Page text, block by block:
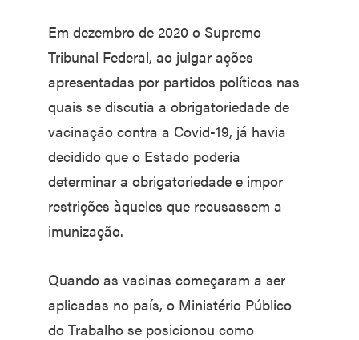
Em dezembro de 2020 o Supremo
Tribunal Federal, ao julgar ações
apresentadas por partidos políticos nas
quais se discutia a obrigatoriedade de
vacinação contra a Covid-19, já havia
decidido que o Estado poderia
determinar a obrigatoriedade e impor
restrições àqueles que recusassem a
imunização.
Quando as vacinas começaram a ser
aplicadas no país, o Ministério Público
do Trabalho se posicionou como